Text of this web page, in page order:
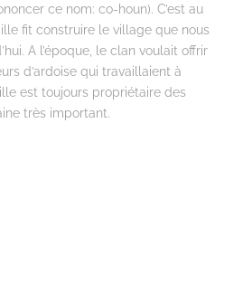
ce nom: co-houn). C’est au
fit construire le village que nous
A l’époque, le clan voulait offrir
d’ardoise qui travaillaient à
est toujours propriétaire des
très important.